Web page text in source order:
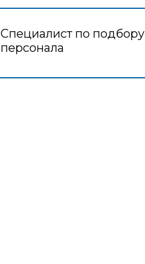
Специалист по подбору
персонала